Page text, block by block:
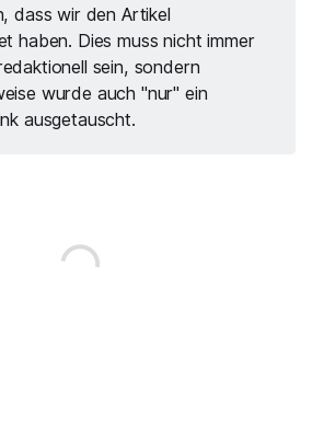
dass wir den Artikel
haben. Dies muss nicht immer
sein, sondern
wurde auch "nur" ein
ausgetauscht.